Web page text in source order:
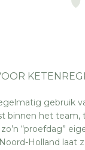
gebruik
binnen het team,
“proefdag”
Holland laat